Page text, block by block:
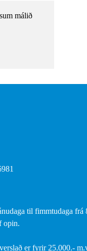
málið
til fimmtudaga
opin.
er fyrir 25.000.-